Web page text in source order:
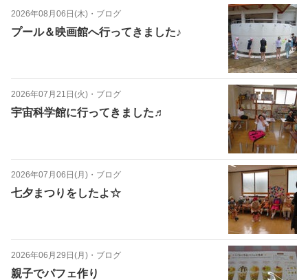
2026年08月06日(木) ・ ブログ
プール＆映画館へ行ってきました♪
2026年07月21日(火) ・ ブログ
宇宙科学館に行ってきました♬
2026年07月06日(月) ・ ブログ
七夕まつりをしたよ☆
2026年06月29日(月) ・ ブログ
親子でパフェ作り